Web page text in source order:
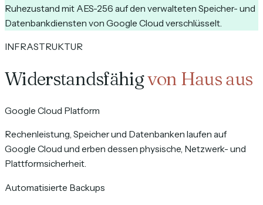
Ruhezustand mit AES-256 auf den verwalteten Speicher- und
Datenbankdiensten von Google Cloud verschlüsselt.
INFRASTRUKTUR
Widerstandsfähigvon Haus aus
Google Cloud Platform
Rechenleistung, Speicher und Datenbanken laufen auf
Google Cloud und erben dessen physische, Netzwerk- und
Plattformsicherheit.
Automatisierte Backups